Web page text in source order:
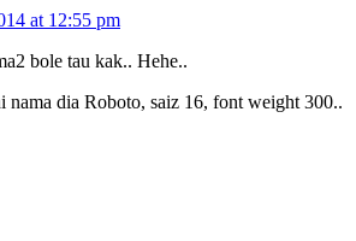
at 12:55 pm
bole tau kak.. Hehe..
nama dia Roboto, saiz 16, font weight 300..